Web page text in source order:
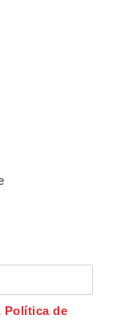
Política de